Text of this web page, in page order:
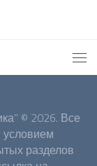
© 2026. Все
разделов